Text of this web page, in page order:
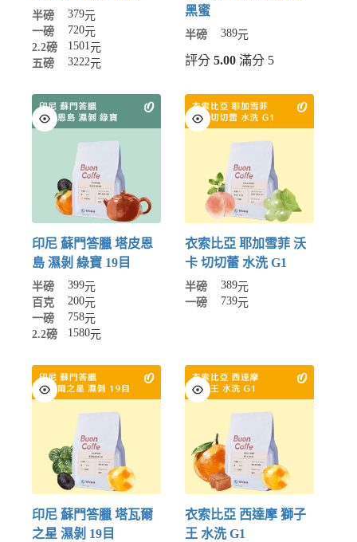
半磅 379元
一磅
720元
2.2磅
1501元
五磅
3222元
黑蜜
半磅 389元
評分5.00 滿分 5
印尼 蘇門答臘 塔皮恩
島 濕剝 綠寶 19目
半磅 399元
百克
200元
一磅
758元
2.2磅
1580元
衣索比亞 耶加雪菲 沃
卡 切切蕾 水洗 G1
半磅 389元
一磅
739元
印尼 蘇門答臘 塔瓦爾
之星 濕剝 19目
衣索比亞 西達摩 獅子
王 水洗 G1